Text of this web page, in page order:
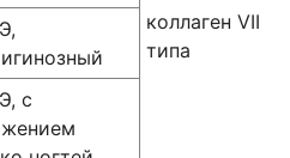
коллаген VII
типа
с